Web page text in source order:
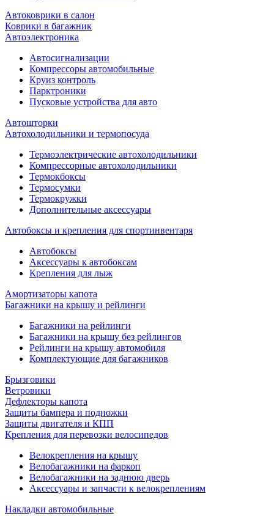
Автоковрики в салон
Коврики в багажник
Автоэлектроника
Автосигнализации
Компрессоры автомобильные
Круиз контроль
Парктроники
Пусковые устройства для авто
Автошторки
Автохолодильники и термопосуда
Термоэлектрические автохолодильники
Компрессорные автохолодильники
Термокбоксы
Термосумки
Термокружки
Дополнительные аксессуары
Автобоксы и крепления для спортинвентаря
Автобоксы
Аксессуары к автобоксам
Крепления для лыж
Амортизаторы капота
Багажники на крышу и рейлинги
Багажники на рейлинги
Багажники на крышу без рейлингов
Рейлинги на крышу автомобиля
Комплектующие для багажников
Брызговики
Ветровики
Дефлекторы капота
Защиты бампера и подножки
Защиты двигателя и КПП
Крепления для перевозки велосипедов
Велокрепления на крышу
Велобагажники на фаркоп
Велобагажники на заднюю дверь
Аксессуары и запчасти к велокреплениям
Накладки автомобильные